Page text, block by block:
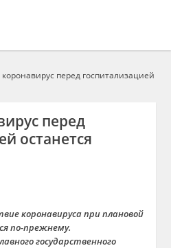
коронавирус перед госпитализацией
перед
останется
коронавируса при плановой
по-прежнему.
государственного